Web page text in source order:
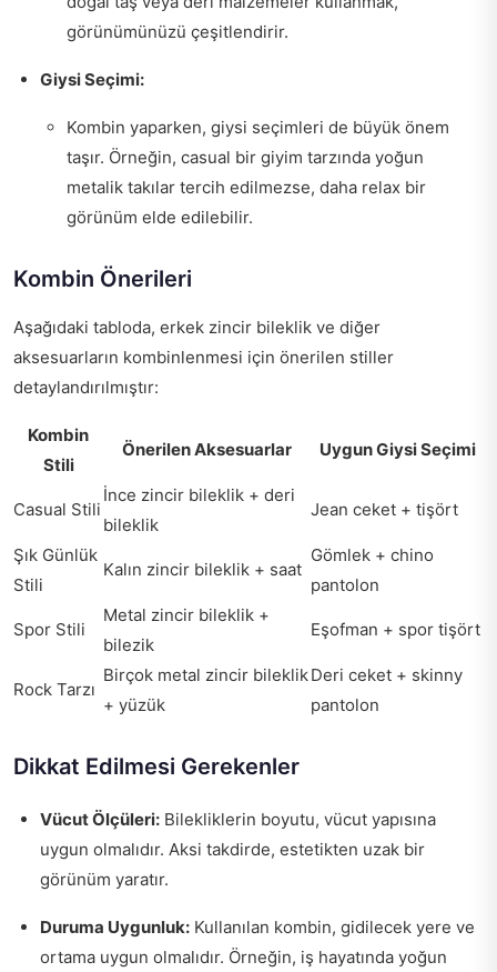
görünümünüzü çeşitlendirir.
Giysi Seçimi:
Kombin yaparken, giysi seçimleri de büyük önem
taşır. Örneğin, casual bir giyim tarzında yoğun
metalik takılar tercih edilmezse, daha relax bir
görünüm elde edilebilir.
Kombin Önerileri
Aşağıdaki tabloda, erkek zincir bileklik ve diğer
aksesuarların kombinlenmesi için önerilen stiller
detaylandırılmıştır:
Kombin
Stili
Önerilen Aksesuarlar Uygun Giysi Seçimi
Casual Stili
İnce zincir bileklik + deri
bileklik
Jean ceket + tişört
Şık Günlük
Stili
Kalın zincir bileklik + saat
Gömlek + chino
pantolon
Spor Stili
Metal zincir bileklik +
bilezik
Eşofman + spor tişört
Rock Tarzı
Birçok metal zincir bileklik
+ yüzük
Deri ceket + skinny
pantolon
Dikkat Edilmesi Gerekenler
Vücut Ölçüleri: Bilekliklerin boyutu, vücut yapısına
uygun olmalıdır. Aksi takdirde, estetikten uzak bir
görünüm yaratır.
Duruma Uygunluk: Kullanılan kombin, gidilecek yere ve
ortama uygun olmalıdır. Örneğin, iş hayatında yoğun